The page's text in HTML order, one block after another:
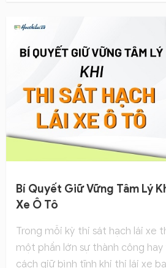
Bí Quyết Giữ Vững Tâm Lý
Xe Ô Tô
Trong mỗi kỳ thi sát hạch lái xe
một phần lớn sự thành công
cách giữ bình tĩnh khi thi lái xe